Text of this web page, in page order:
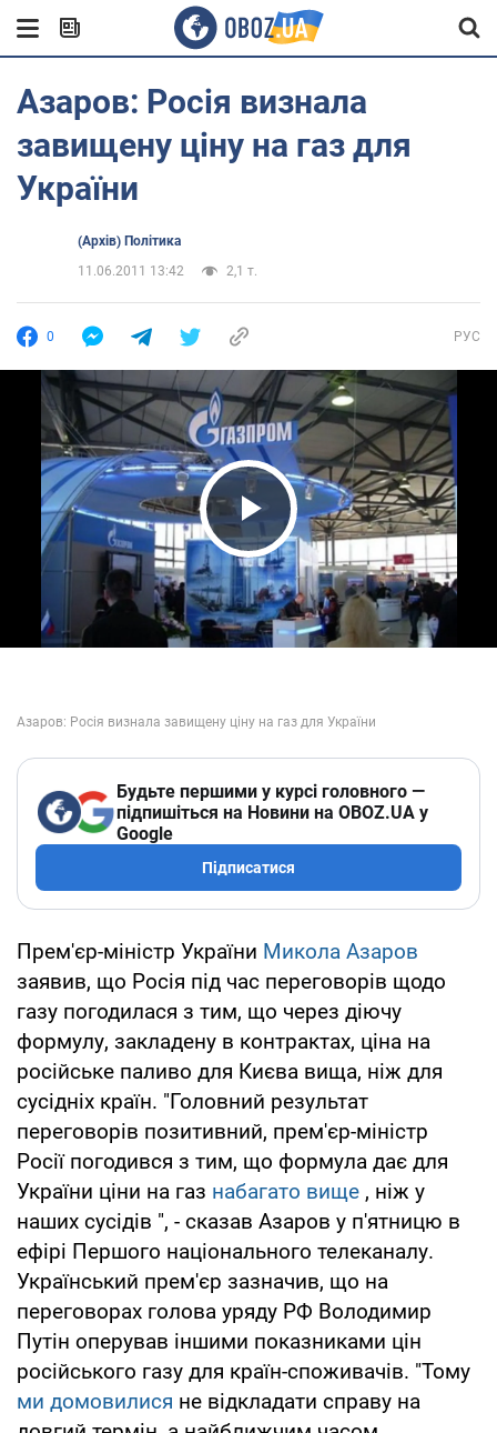
Азаров: Росія визнала
завищену ціну на газ для
України
(Архів) Політика
11.06.2011 13:42
2,1 т.
0 РУС
Play Video
Будьте першими у курсі головного —
підпишіться на Новини на OBOZ.UA у
Google
Підписатися
Прем'єр-міністр України Микола Азаров
заявив, що Росія під час переговорів щодо
газу погодилася з тим, що через діючу
формулу, закладену в контрактах, ціна на
російське паливо для Києва вища, ніж для
сусідніх країн. "Головний результат
переговорів позитивний, прем'єр-міністр
Росії погодився з тим, що формула дає для
України ціни на газ набагато вище , ніж у
наших сусідів ", - сказав Азаров у п'ятницю в
ефірі Першого національного телеканалу.
Український прем'єр зазначив, що на
переговорах голова уряду РФ Володимир
Путін оперував іншими показниками цін
російського газу для країн-споживачів. "Тому
ми домовилися не відкладати справу на